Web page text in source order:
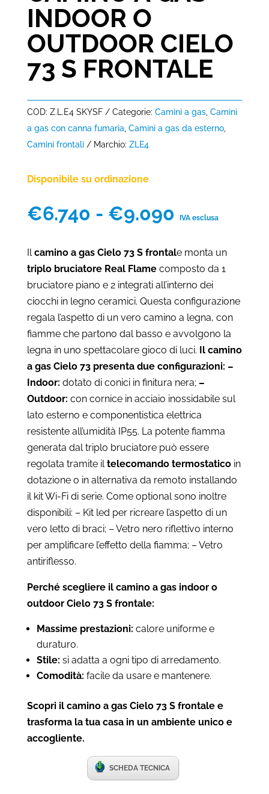
INDOOR O
OUTDOOR CIELO
73 S FRONTALE
COD: Z.L.E4 SKYSF Categorie: Camini a gas, Camini
a gas con canna fumaria, Camini a gas da esterno,
Camini frontali
Marchio: ZLE4
Disponibile su ordinazione
€6.740 - €9.090 Fascia
prezzo:
da
€6.740
a
€9.090
IVA esclusa
Ilcamino a gas Cielo 73 S frontale monta un
triplo bruciatore Real Flamecomposto da 1
bruciatore piano e 2 integrati all’interno dei
ciocchi in legno ceramici. Questa configurazione
regala l’aspetto di un vero camino a legna, con
fiamme che partono dal basso e avvolgono la
legna in uno spettacolare gioco di luci. Il camino
a gas Cielo 73 presenta due configurazioni: –
Indoor: dotato di conici in finitura nera; –
Outdoor: con cornice in acciaio inossidabile sul
lato esterno e componentistica elettrica
resistente all’umidità IP55. La potente fiamma
generata dal triplo bruciatore può essere
regolata tramite iltelecomando termostaticoin
dotazione o in alternativa da remoto installando
il kit Wi-Fi di serie. Come optional sono inoltre
disponibili: – Kit led per ricreare l’aspetto di un
vero letto di braci; – Vetro nero riflettivo interno
per amplificare l’effetto della fiamma; – Vetro
antiriflesso.
Perché scegliere il camino a gas indoor o
outdoor Cielo 73 S frontale:
Massime prestazioni: calore uniforme e
duraturo.
Stile: si adatta a ogni tipo di arredamento.
Comodità: facile da usare e mantenere.
Scopri il camino a gas Cielo 73 S frontale e
trasforma la tua casa in un ambiente unico e
accogliente.
SCHEDA TECNICA